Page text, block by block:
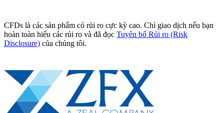
CFDs là các sản phẩm có rủi ro cực kỳ cao. Chỉ giao dịch nếu bạn
hoàn toàn hiểu các rủi ro và đã đọc Tuyên bố Rủi ro (Risk
Disclosure) của chúng tôi.